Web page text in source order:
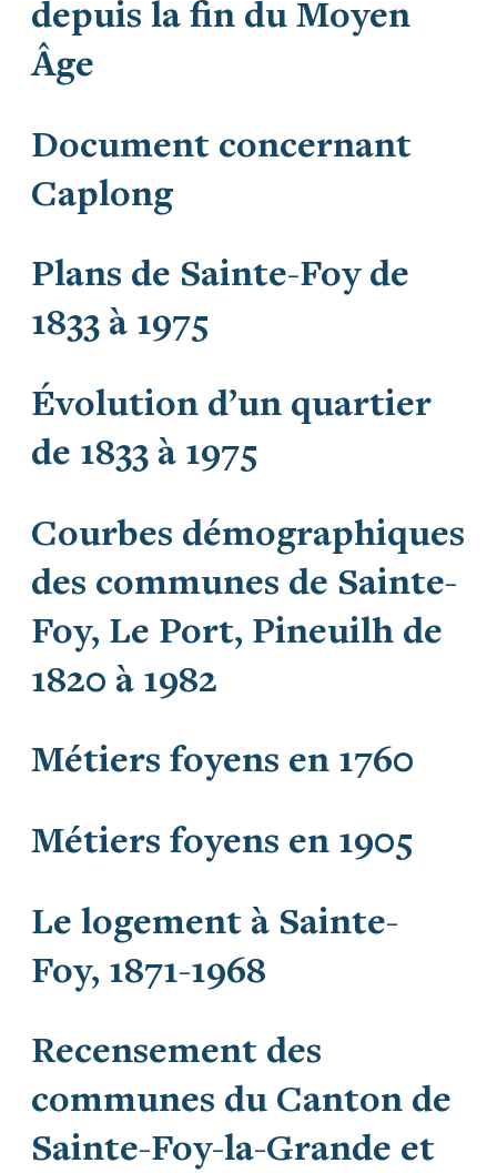
depuis la fin du Moyen
Âge
Document concernant
Caplong
Plans de Sainte-Foy de
1833 à 1975
Évolution d’un quartier
de 1833 à 1975
Courbes démographiques
des communes de Sainte-
Foy, Le Port, Pineuilh de
1820 à 1982
Métiers foyens en 1760
Métiers foyens en 1905
Le logement à Sainte-
Foy, 1871-1968
Recensement des
communes du Canton de
Sainte-Foy-la-Grande et